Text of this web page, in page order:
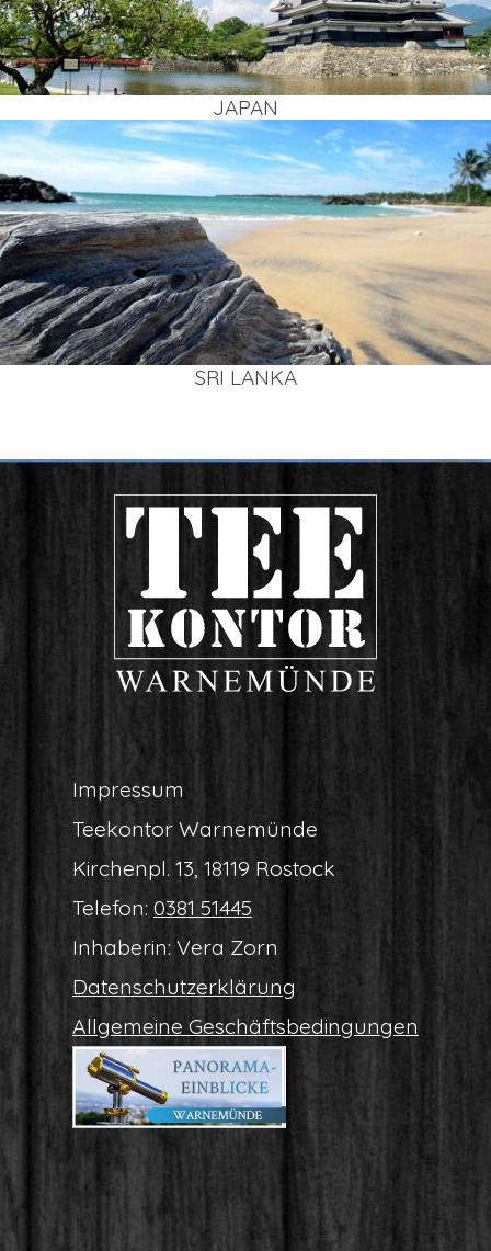
JAPAN
SRI LAN­KA
Impres­sum
Tee­kon­tor Warnemünde
Kir­chen­pl. 13, 18119 Rostock
Tele­fon: 0381 51445
Inha­be­rin: Vera Zorn
Daten­schutz­er­klä­rung
All­ge­mei­ne Geschäftsbedingungen